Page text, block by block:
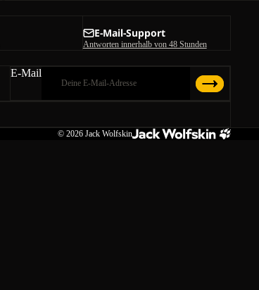
E-Mail-Support
Antworten innerhalb von 48 Stunden
E-Mail
© 2026 Jack Wolfskin